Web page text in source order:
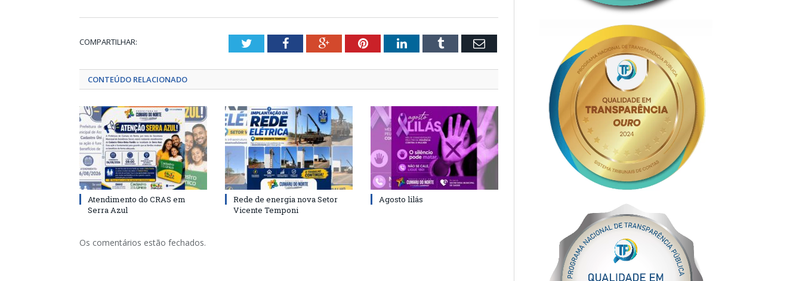
COMPARTILHAR: TwitterFacebookGoogle+PinterestLinkedInTumblr Email
CONTEÚDO RELACIONADO
Atendimento do CRAS em
Serra Azul
Rede de energia nova Setor
Vicente Temponi
Agosto lilás
Os comentários estão fechados.